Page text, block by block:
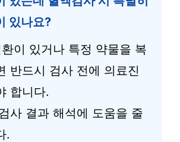
있나요?
이 있거나 특정 약물을 복
반드시 검사 전에 의료진
합니다.
사 결과 해석에 도움을 줄
.